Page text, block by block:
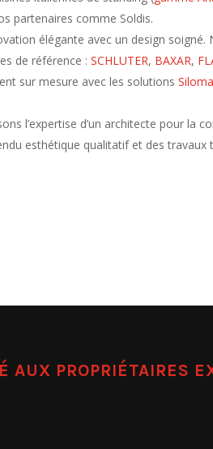
partenaires comme Soldis.
élégante avec un design
de référence :SCHLUTER, BAXAR,
sur mesure avec les solutionsSiloma
l’expertise d’un architecte pour la
esthétique qualitatif et des travaux
AUX PROPRIÉTAIRES